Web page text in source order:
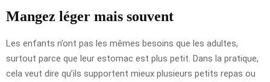
Mangez léger mais souvent
Les enfants n’ont pas les mêmes besoins que les adultes,
surtout parce que leur estomac est plus petit. Dans la pratique,
cela veut dire qu’ils supportent mieux plusieurs petits repas ou